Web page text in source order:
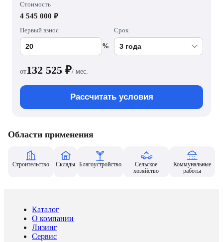
Стоимость
4 545 000 ₽
Первый взнос
%
Срок
от132 525 ₽/ мес.
Рассчитать условия
Области применения
Строительство Склады Благоустройство
Сельское
хозяйство
Коммунальные
работы
Каталог
О компании
Лизинг
Сервис